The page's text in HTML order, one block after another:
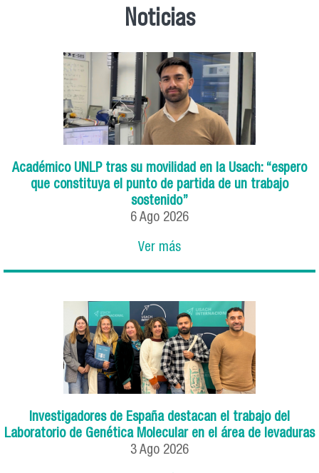
Noticias
Académico UNLP tras su movilidad en la Usach: “espero
que constituya el punto de partida de un trabajo
sostenido”
6 Ago 2026
Ver más
Investigadores de España destacan el trabajo del
Laboratorio de Genética Molecular en el área de levaduras
3 Ago 2026